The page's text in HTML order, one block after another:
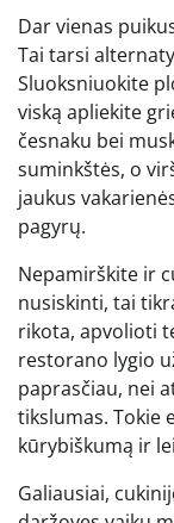
Dar vienas
Tai tarsi
Sluoksniuokite
viską apliekite
česnaku bei
suminkštės, o
jaukus
pagyrų.
Nepamirškite ir
nusiskinti, tai
rikota, apvolioti
restorano lygio
paprasčiau, nei
tikslumas. Tokie
kūrybiškumą ir
Galiausiai,